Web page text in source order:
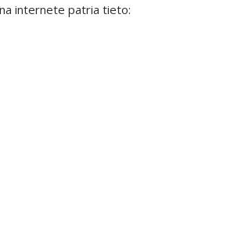
internete patria tieto: